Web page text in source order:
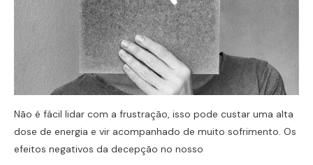
Não é fácil lidar com a frustração, isso pode custar uma alta
dose de energia e vir acompanhado de muito sofrimento. Os
efeitos negativos da decepção no nosso